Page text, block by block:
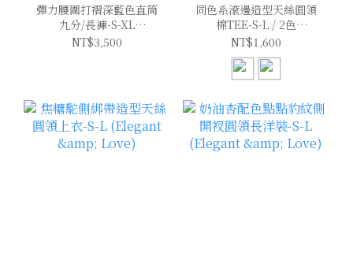
彈力腰圍打褶深藍色直筒
九分/長褲-S-XL
(Elegant & Love)
NT$3,500
同色系滾邊造型天絲圓領
棉TEE-S-L / 2色
(Elegant & Love)
NT$1,600